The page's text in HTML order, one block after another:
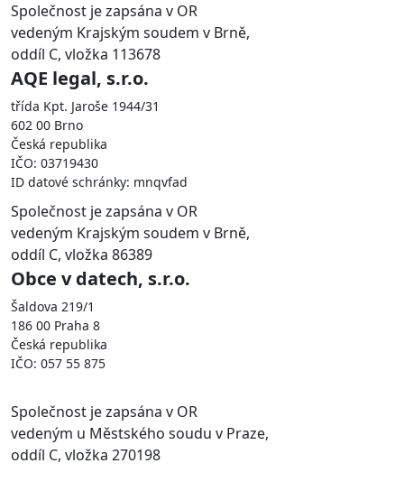
Společnost je zapsána v OR
vedeným Krajským soudem v Brně,
oddíl C, vložka 113678
AQE legal, s.r.o.
třída Kpt. Jaroše 1944/31
602 00 Brno
Česká republika
IČO: 03719430
ID datové schránky: mnqvfad
Společnost je zapsána v OR
vedeným Krajským soudem v Brně,
oddíl C, vložka 86389
Obce v datech, s.r.o.
Šaldova 219/1
186 00 Praha 8
Česká republika
IČO: 057 55 875
Společnost je zapsána v OR
vedeným u Městského soudu v Praze,
oddíl C, vložka 270198